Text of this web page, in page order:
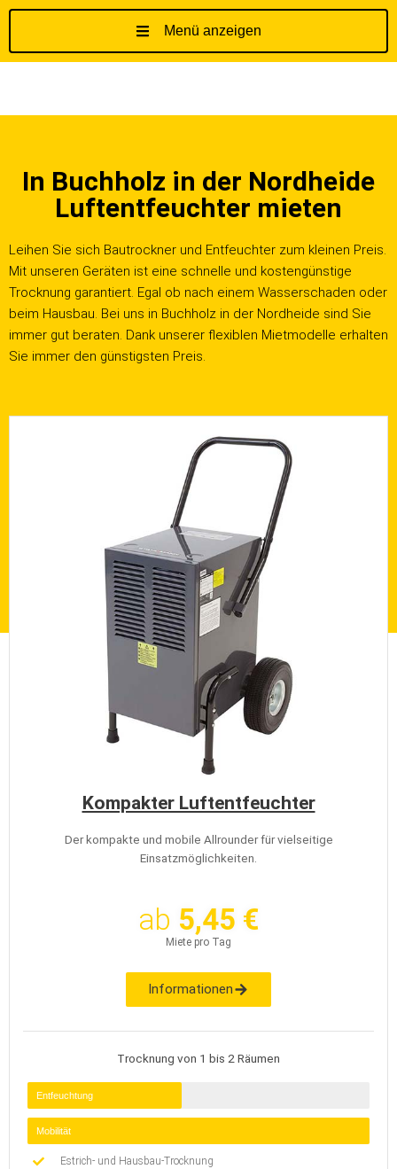
Menü anzeigen
In Buchholz in der Nordheide
Luftentfeuchter mieten
Leihen Sie sich Bautrockner und Entfeuchter zum kleinen Preis.
Mit unseren Geräten ist eine schnelle und kostengünstige
Trocknung garantiert. Egal ob nach einem Wasserschaden oder
beim Hausbau. Bei uns in Buchholz in der Nordheide sind Sie
immer gut beraten. Dank unserer flexiblen Mietmodelle erhalten
Sie immer den günstigsten Preis.
Kompakter Luftentfeuchter
Der kompakte und mobile Allrounder für vielseitige
Einsatzmöglichkeiten.
ab 5,45 €
Miete pro Tag
Informationen
Trocknung von 1 bis 2 Räumen
Entfeuchtung
Mobilität
Estrich- und Hausbau-Trocknung